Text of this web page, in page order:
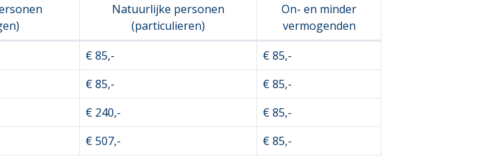
Natuurlijke personen
(particulieren)
On- en minder
vermogenden
€ 85,-
€ 85,-
€ 85,-
€ 85,-
€ 240,-
€ 85,-
€ 507,- € 85,-